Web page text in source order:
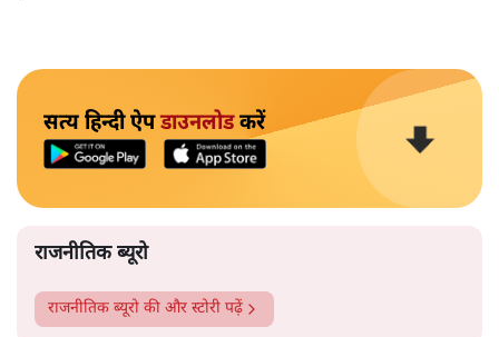
सत्य हिन्दी ऐपडाउनलोडकरें
राजनीतिक ब्यूरो
राजनीतिक ब्यूरो की और स्टोरी पढ़ें